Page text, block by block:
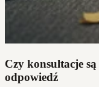
Czy konsultacje
odpowiedź